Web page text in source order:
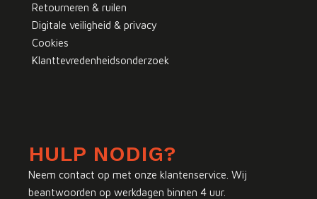
Retourneren & ruilen
Digitale veiligheid & privacy
Cookies
Klanttevredenheidsonderzoek
HULP NODIG?
Neem contact op met onze klantenservice. Wij
beantwoorden op werkdagen binnen 4 uur.